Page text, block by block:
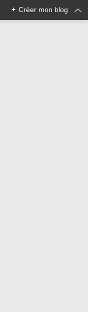
+ Créer mon blog